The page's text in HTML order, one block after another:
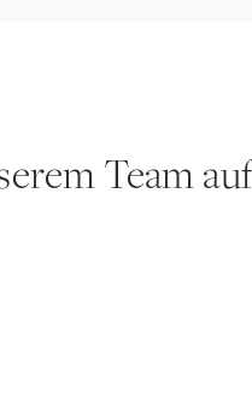
Team auf